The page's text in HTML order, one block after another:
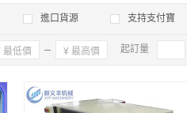
進口貨源 支持支付寶
確定 起訂量